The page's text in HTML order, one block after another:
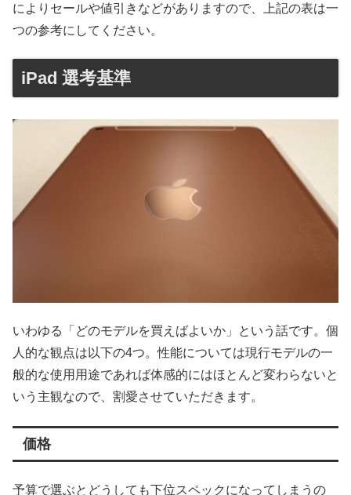
によりセールや値引きなどがありますので、上記の表は一
つの参考にしてください。
iPad 選考基準
いわゆる「どのモデルを買えばよいか」という話です。個
人的な観点は以下の4つ。性能については現行モデルの一
般的な使用用途であれば体感的にはほとんど変わらないと
いう主観なので、割愛させていただきます。
価格
予算で選ぶとどうしても下位スペックになってしまうの